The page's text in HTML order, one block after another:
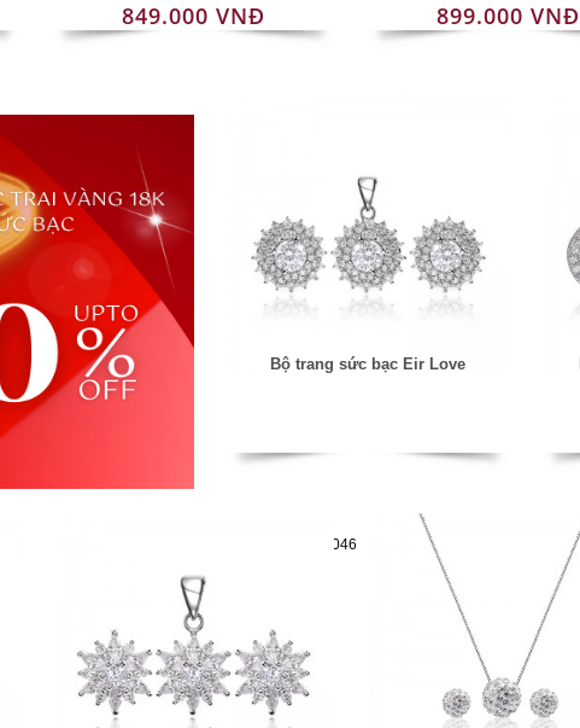
849.000 VNĐ 899.000 VNĐ
Bộ trang sức bạc Eir Love
Mã hàng:29782046